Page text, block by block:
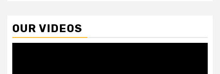
OUR VIDEOS